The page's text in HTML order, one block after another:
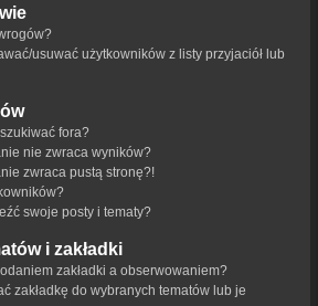
usuwać użytkowników z listy przyjaciół lub
fora?
nie zwraca wyników?
zwraca pustą stronę?!
swoje posty i tematy?
i zakładki
zakładki a obserwowaniem?
zakładkę do wybranych tematów lub je